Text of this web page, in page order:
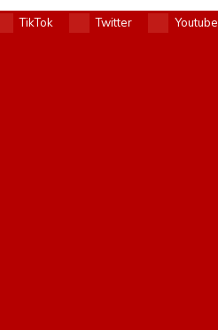
TikTok Twitter Youtube